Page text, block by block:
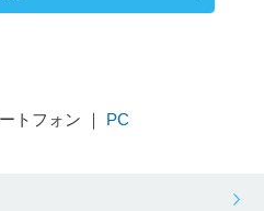
トフォン ｜ PC